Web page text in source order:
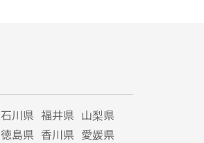
石川県 福井県 山梨県
徳島県 香川県 愛媛県